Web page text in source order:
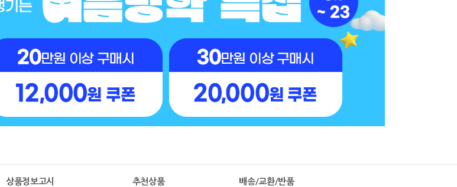
상품정보고시 추천상품 배송/교환/반품